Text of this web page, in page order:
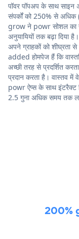
पॉवर पॉपअप के साथ
संपर्कों को 250% से
grow ने powr सोशल का
अनुयायियों तक बढ़ा
अपने ग्राहकों को शीघ्रता
added होमपेज हैं कि
अच्छी तरह से प्रदर्शित
प्रदान करता है। वास्तव में
powr ऐप्स के साथ इंटरैक्ट
2.5 गुना अधिक समय तक
200%